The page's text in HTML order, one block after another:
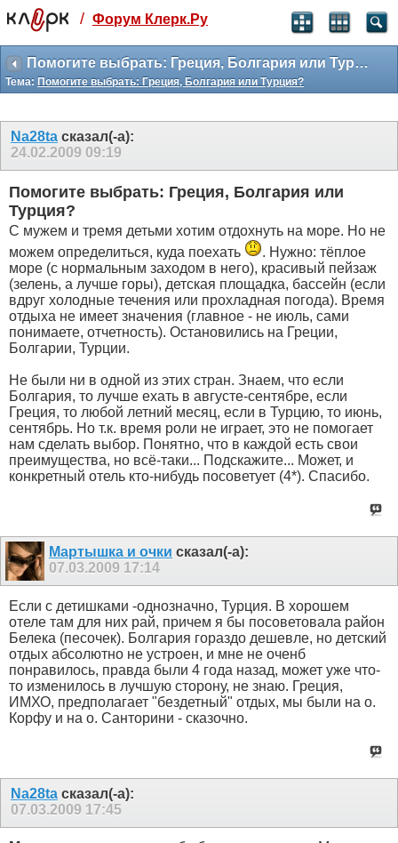
Святые угодники, Клерк без рекламы
прекрасен:)
месяц
3 месяца
259 ₽
-10%
499 ₽
-15%
Отмена Оплатить
/ Форум Клерк.Ру
Помогите выбрать: Греция, Болгария или Турция?
Тема: Помогите выбрать: Греция, Болгария или Турция?
Na28ta сказал(-а):
24.02.2009 09:19
Помогите выбрать: Греция, Болгария или
Турция?
С мужем и тремя детьми хотим отдохнуть на море. Но не
можем определиться, куда поехать
. Нужно: тёплое
море (с нормальным заходом в него), красивый пейзаж
(зелень, а лучше горы), детская площадка, бассейн (если
вдруг холодные течения или прохладная погода). Время
отдыха не имеет значения (главное - не июль, сами
понимаете, отчетность). Остановились на Греции,
Болгарии, Турции.
Не были ни в одной из этих стран. Знаем, что если
Болгария, то лучше ехать в августе-сентябре, если
Греция, то любой летний месяц, если в Турцию, то июнь,
сентябрь. Но т.к. время роли не играет, это не помогает
нам сделать выбор. Понятно, что в каждой есть свои
преимущества, но всё-таки... Подскажите... Может, и
конкретный отель кто-нибудь посоветует (4*). Спасибо.
Мартышка и очки сказал(-а):
07.03.2009 17:14
Если с детишками -однозначно, Турция. В хорошем
отеле там для них рай, причем я бы посоветовала район
Белека (песочек). Болгария гораздо дешевле, но детский
отдых абсолютно не устроен, и мне не оченб
понравилось, правда были 4 года назад, может уже что-
то изменилось в лучшую сторону, не знаю. Греция,
ИМХО, предполагает "бездетный" отдых, мы были на о.
Корфу и на о. Санторини - сказочно.
Na28ta сказал(-а):
07.03.2009 17:45